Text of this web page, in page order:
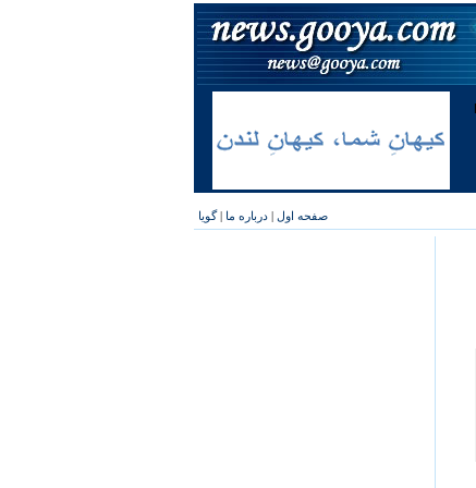
صفحه اول | درباره ما |گویا